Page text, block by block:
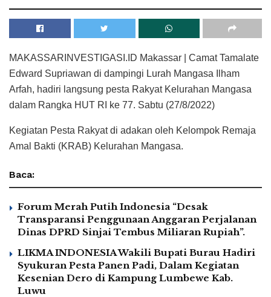
MAKASSARINVESTIGASI.ID Makassar | Camat Tamalate
Edward Supriawan di dampingi Lurah Mangasa Ilham
Arfah, hadiri langsung pesta Rakyat Kelurahan Mangasa
dalam Rangka HUT RI ke 77. Sabtu (27/8/2022)
Kegiatan Pesta Rakyat di adakan oleh Kelompok Remaja
Amal Bakti (KRAB) Kelurahan Mangasa.
Baca:
Forum Merah Putih Indonesia “Desak
Transparansi Penggunaan Anggaran Perjalanan
Dinas DPRD Sinjai Tembus Miliaran Rupiah”.
LIKMA INDONESIA Wakili Bupati Burau Hadiri
Syukuran Pesta Panen Padi, Dalam Kegiatan
Kesenian Dero di Kampung Lumbewe Kab.
Luwu